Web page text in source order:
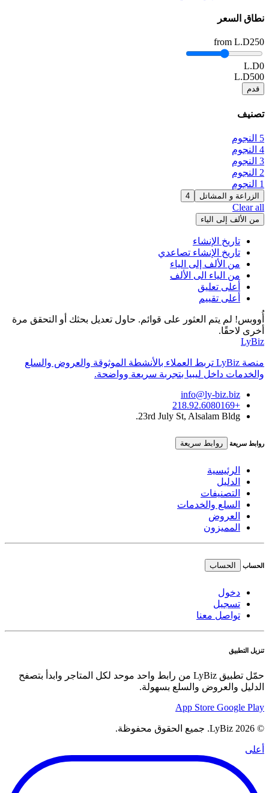
نطاق السعر
from L.D250
L.D0
L.D500
قدم
تصنيف
5 النجوم
4 النجوم
3 النجوم
2 النجوم
1 النجوم
الزراعة و المشاتل 4
Clear all
من الألف إلى الياء
تاريخ الإنشاء
تاريخ الإنشاء تصاعدي
من الألف إلى الياء
من الياء الى الألف
أعلى تعليق
أعلى تقييم
أُووبس! لم يتم العثور على قوائم. حاول تعديل بحثك أو التحقق مرة
أخرى لاحقًا.
LyBiz
منصة LyBiz تربط العملاء بالأنشطة الموثوقة والعروض والسلع
والخدمات داخل ليبيا بتجربة سريعة وواضحة.
info@ly-biz.biz
+218.92.6080169
23rd July St, Alsalam Bldg.
روابط سريعة روابط سريعة
الرئيسية
الدليل
التصنيفات
السلع والخدمات
العروض
المميزون
الحساب الحساب
دخول
تسجيل
تواصل معنا
تنزيل التطبيق
حمّل تطبيق LyBiz من رابط واحد موحد لكل المتاجر وابدأ بتصفح
الدليل والعروض والسلع بسهولة.
App Store Google Play
© 2026 LyBiz. جميع الحقوق محفوظة.
أعلى